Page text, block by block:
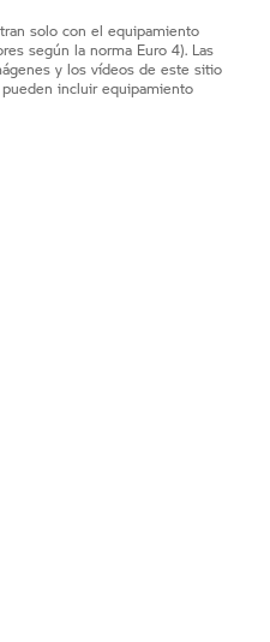
solo con el equipamiento
según la norma Euro 4). Las
y los vídeos de este sitio
incluir equipamiento